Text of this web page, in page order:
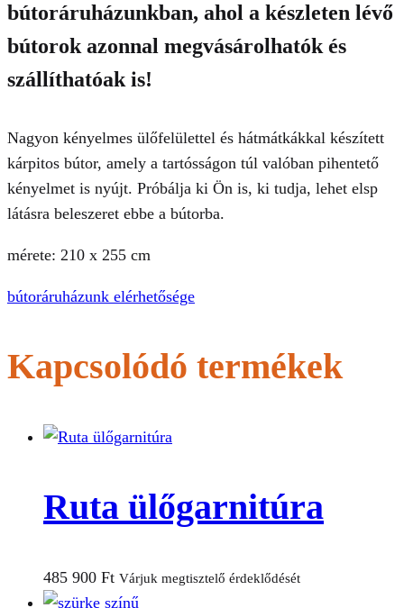
bútoráruházunkban, ahol a készleten lévő
bútorok azonnal megvásárolhatók és
szállíthatóak is!
Nagyon kényelmes ülőfelülettel és hátmátkákkal készített
kárpitos bútor, amely a tartósságon túl valóban pihentető
kényelmet is nyújt. Próbálja ki Ön is, ki tudja, lehet elsp
látásra beleszeret ebbe a bútorba.
mérete: 210 x 255 cm
bútoráruházunk elérhetősége
Kapcsolódó termékek
Ruta ülőgarnitúra
485 900 Ft Várjuk megtisztelő érdeklődését